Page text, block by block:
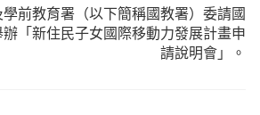
前教育署（以下簡稱國教署）委請國
「新住民子女國際移動力發展計畫申
請說明會」。